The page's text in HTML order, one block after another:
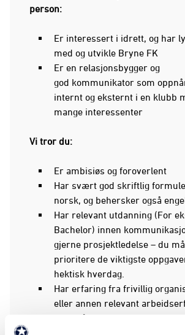
person:
Er interessert i idrett, og har
med og utvikle Bryne FK
Er en relasjonsbygger og
god kommunikator som
internt og eksternt i en klubb
mange interessenter
Vi tror du:
Er ambisiøs og foroverlent
Har svært god skriftlig
norsk, og behersker også
Har relevant utdanning (For
Bachelor) innen
gjerne prosjektledelse – du
prioritere de viktigste
hektisk hverdag.
Har erfaring fra frivillig
eller annen relevant
Evner å se løsninger for